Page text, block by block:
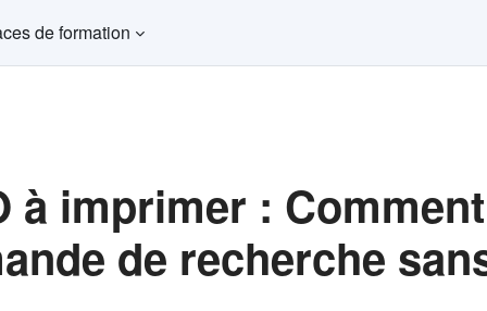
de formation
à imprimer :
de recherche